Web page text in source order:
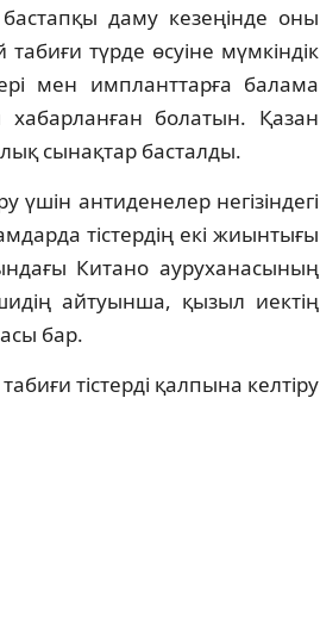
бастапқы даму кезеңінде оны
түрде өсуіне мүмкіндік
мен импланттарға балама
хабарланған болатын. Қазан
сынақтар басталды.
үшін антиденелер негізіндегі
тістердің екі жиынтығы
Китано ауруханасының
айтуынша, қызыл иектің
бар.
тістерді қалпына келтіру